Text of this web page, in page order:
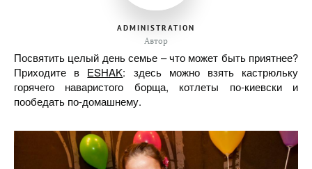
ADMINISTRATION
Автор
Посвятить целый день семье – что может быть приятнее?
Приходите в ESHAK: здесь можно взять кастрюльку
горячего наваристого борща, котлеты по-киевски и
пообедать по-домашнему.